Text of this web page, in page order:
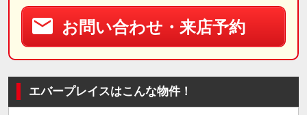
お問い合わせ・来店予約
エバープレイスはこんな物件！